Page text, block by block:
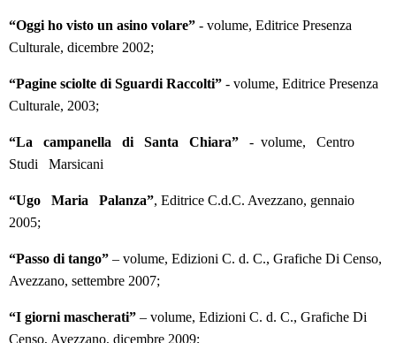
“Oggi ho visto un asino volare” - volume, Editrice Presenza
Culturale, dicembre 2002;
“Pagine sciolte di Sguardi Raccolti” - volume, Editrice Presenza
Culturale, 2003;
“La campanella di Santa Chiara” - volume, Centro
Studi Marsicani
“Ugo Maria Palanza”, Editrice C.d.C. Avezzano, gennaio
2005;
“Passo di tango” – volume, Edizioni C. d. C., Grafiche Di Censo,
Avezzano, settembre 2007;
“I giorni mascherati” – volume, Edizioni C. d. C., Grafiche Di
Censo, Avezzano, dicembre 2009;